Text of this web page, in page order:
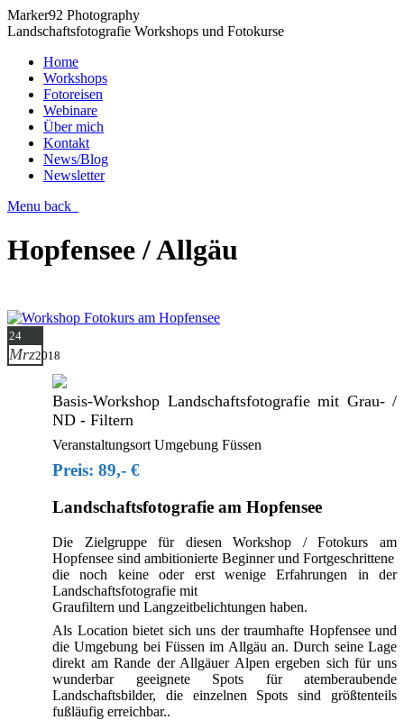
Marker92 Photography
Landschaftsfotografie Workshops und Fotokurse
Home
Workshops
Fotoreisen
Webinare
Über mich
Kontakt
News/Blog
Newsletter
Menu back
Hopfensee / Allgäu
24
Mrz2018
Basis-Workshop Landschaftsfotografie mit Grau- /
ND - Filtern
Veranstaltungsort Umgebung Füssen
Preis: 89,- €
Landschaftsfotografie am Hopfensee
Die Zielgruppe für diesen Workshop / Fotokurs am
Hopfensee sind ambitionierte Beginner und Fortgeschrittene
die noch keine oder erst wenige Erfahrungen in der
Landschaftsfotografie mit
Graufiltern und Langzeitbelichtungen haben.
Als Location bietet sich uns der traumhafte Hopfensee und
die Umgebung bei Füssen im Allgäu an. Durch seine Lage
direkt am Rande der Allgäuer Alpen ergeben sich für uns
wunderbar geeignete Spots für atemberaubende
Landschaftsbilder, die einzelnen Spots sind größtenteils
fußläufig erreichbar..